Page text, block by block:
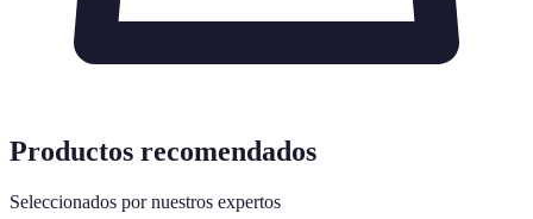
Productos recomendados
Seleccionados por nuestros expertos